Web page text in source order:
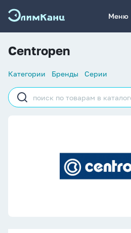
Меню
Centropen
Список
Категории Бренды Серии
Строка
поиска